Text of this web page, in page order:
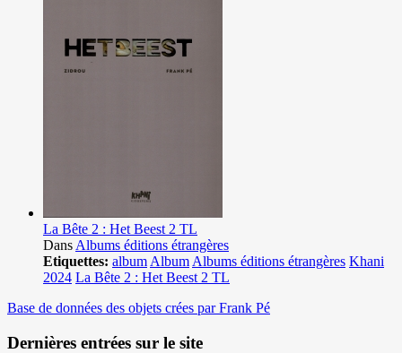
La Bête 2 : Het Beest 2 TL
Dans Albums éditions étrangères
Etiquettes: album Album Albums éditions étrangères Khani
2024 La Bête 2 : Het Beest 2 TL
Base de données des objets crées par Frank Pé
Dernières entrées sur le site